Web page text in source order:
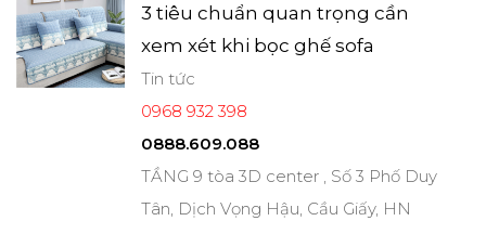
3 tiêu chuẩn quan trọng cần
xem xét khi bọc ghế sofa
Tin tức
0968 932 398
0888.609.088
TẦNG 9 tòa 3D center , Số 3 Phố Duy
Tân, Dịch Vọng Hậu, Cầu Giấy, HN